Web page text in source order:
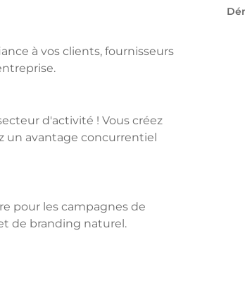
à vos clients, fournisseurs
d'activité ! Vous créez
un avantage concurrentiel
pour les campagnes de
de branding naturel.